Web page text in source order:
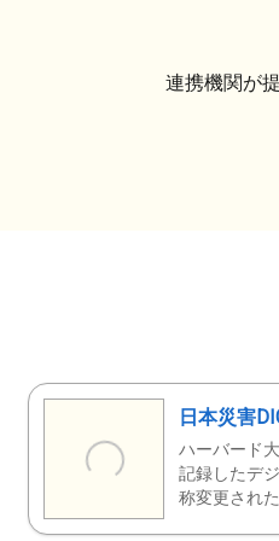
連携機関が
日本災害
ハーバード
記録したデ
称変更された